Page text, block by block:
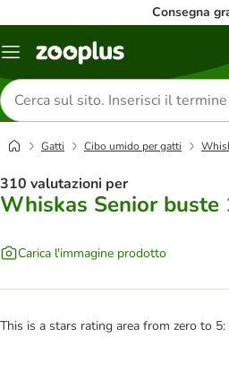
Consegna
Overview
Cerca
prodotti
Gatti Cibo umido per gatti
310 valutazioni per
Whiskas Senior buste
Carica l'immagine prodotto
This is a stars rating area from zero to 5: